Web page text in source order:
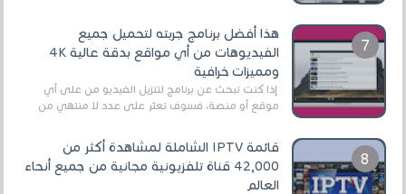
هذا أفضل برنامج جربته لتحميل جميع
الفيديوهات من أي مواقع بدقة عالية 4K
ومميزات خرافية
إذا كنت تبحث عن برنامج لتنزيل الفيديو من على أي
موقع أو منصة، فسوف تعثر على عدد لا منتهي من
قائمة IPTV الشاملة لمشاهدة أكثر من
42,000 قناة تلفزيونية مجانية من جميع أنحاء
العالم